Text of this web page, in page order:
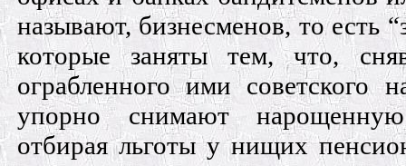
называют, бизнесменов, то есть
которые заняты тем, что,
ограбленного ими советского
упорно снимают
отбирая льготы у нищих